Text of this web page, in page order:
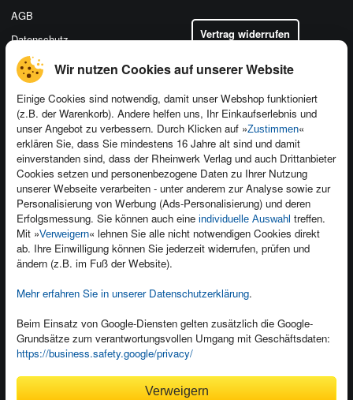
Wir nutzen Cookies auf unserer Website
Einige Cookies sind notwendig, damit unser Webshop funktioniert
(z.B. der Warenkorb). Andere helfen uns, Ihr Einkaufserlebnis und
unser Angebot zu verbessern. Durch Klicken auf »Zustimmen«
erklären Sie, dass Sie mindestens 16 Jahre alt sind und damit
einverstanden sind, dass der Rheinwerk Verlag und auch Drittanbieter
Cookies setzen und personenbezogene Daten zu Ihrer Nutzung
unserer Webseite verarbeiten - unter anderem zur Analyse sowie zur
Personalisierung von Werbung (Ads-Personalisierung) und deren
Erfolgsmessung. Sie können auch eine individuelle Auswahl treffen.
Mit »Verweigern« lehnen Sie alle nicht notwendigen Cookies direkt
ab. Ihre Einwilligung können Sie jederzeit widerrufen, prüfen und
ändern (z.B. im Fuß der Website).
Mehr erfahren Sie in unserer Datenschutzerklärung.
Beim Einsatz von Google-Diensten gelten zusätzlich die Google-
Grundsätze zum verantwortungsvollen Umgang mit Geschäftsdaten:
https://business.safety.google/privacy/
Verweigern
Kontakt
Newsletter
Für Unternehmen
Presseservice
Dozentenservice
Produktfeedback
Foreign Rights
Ein Buch schreiben
AGB
Datenschutz
Vertrag widerrufen
Kundenservice
Wir sind gerne für Sie da!
service@rheinwerk-verlag.de